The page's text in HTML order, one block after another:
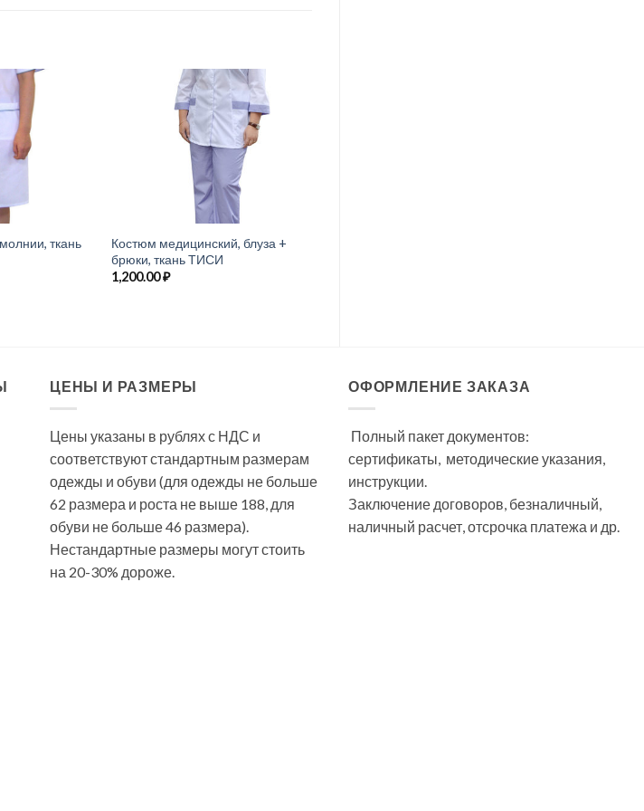
ткань
Костюм медицинский, блуза +
брюки, ткань ТИСИ
1,200.00₽
ЦЕНЫ И РАЗМЕРЫ
Цены указаны в рублях с НДС и
соответствуют стандартным размерам
одежды и обуви (для одежды не больше
62 размера и роста не выше 188, для
обуви не больше 46 размера).
Нестандартные размеры могут стоить
на 20-30% дороже.
ОФОРМЛЕНИЕ ЗАКАЗА
Полный пакет документов:
сертификаты, методические указания,
инструкции.
Заключение договоров, безналичный,
наличный расчет, отсрочка платежа и др.